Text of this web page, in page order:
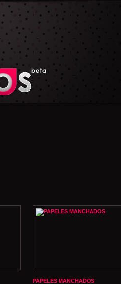
PAPELES MANCHADOS